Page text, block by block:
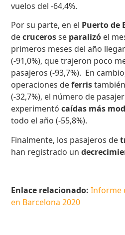
vuelos del -64,4%.
Por su parte, en el Puerto de
decrucerosse paralizó el
primeros meses del año
(-91,0%), que trajeron poco
pasajeros (-93,7%). En
operaciones deferris
(-32,7%), el número de
experimentócaídas más
todo el año (-55,8%).
Finalmente, los pasajeros de
han registrado un
Enlace relacionado:Informe
en Barcelona 2020